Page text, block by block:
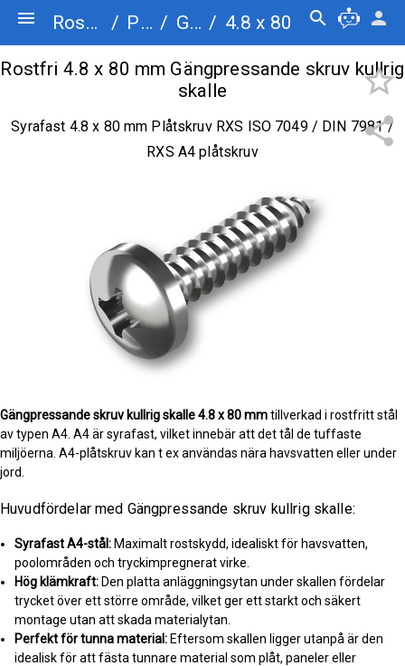
menu Rostfriskruv.se / Plåtskruv / Gängpressande skruv kullrig skalle / 4.8 x 80 search person
share
star_border
Rostfri 4.8 x 80 mm Gängpressande skruv kullrig
skalle
Syrafast 4.8 x 80 mm Plåtskruv RXS ISO 7049 / DIN 7981 /
RXS A4 plåtskruv
Gängpressande skruv kullrig skalle4.8 x 80 mmtillverkad i rostfritt stål
av typen A4. A4 är syrafast, vilket innebär att det tål de tuffaste
miljöerna. A4-plåtskruv kan t ex användas nära havsvatten eller under
jord.
Huvudfördelar med Gängpressande skruv kullrig skalle:
Syrafast A4-stål: Maximalt rostskydd, idealiskt för havsvatten,
poolområden och tryckimpregnerat virke.
Hög klämkraft: Den platta anläggningsytan under skallen fördelar
trycket över ett större område, vilket ger ett starkt och säkert
montage utan att skada materialytan.
Perfekt för tunna material: Eftersom skallen ligger utanpå är den
idealisk för att fästa tunnare material som plåt, paneler eller